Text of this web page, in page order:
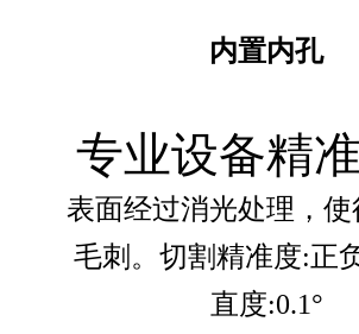
内置内孔
专业设备精
表面经过消光处理，
毛刺。切割精准度:正
直度:0.1°